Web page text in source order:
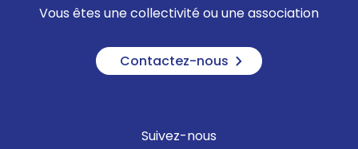
Vous êtes une collectivité ou une association
Contactez-nous
Suivez-nous